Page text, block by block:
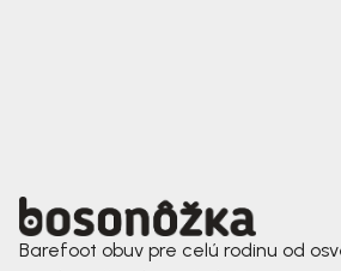
Barefoot obuv pre celú rodinu od